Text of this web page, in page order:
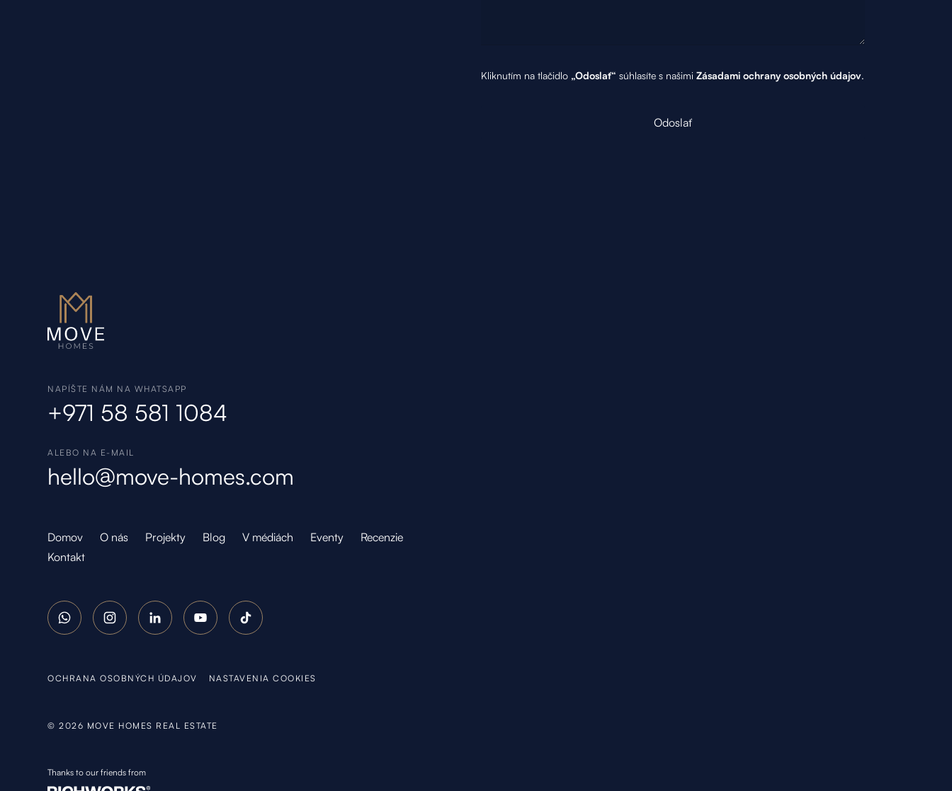
Kliknutím na tlačidlo „Odoslať“ súhlasíte s našimi Zásadami ochrany osobných údajov.
NAPÍŠTE NÁM NA WHATSAPP
+971 58 581 1084
ALEBO NA E-MAIL
hello@move-homes.com
Domov O nás Projekty Blog V médiách Eventy
Recenzie
Kontakt
WhatsAppInstagramLinkedIn YouTube TikTok
OCHRANA OSOBNÝCH ÚDAJOV NASTAVENIA COOKIES
©2026 MOVE HOMES REAL ESTATE
Thanks to our friends from